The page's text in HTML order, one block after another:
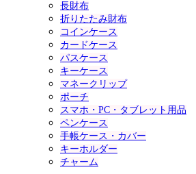
長財布
折りたたみ財布
コインケース
カードケース
パスケース
キーケース
マネークリップ
ポーチ
スマホ・PC・タブレット用品
ペンケース
手帳ケース・カバー
キーホルダー
チャーム